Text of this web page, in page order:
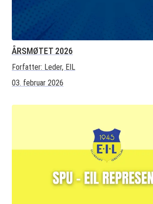
ÅRSMØTET 2026
Forfatter: Leder, EIL
03. februar 2026